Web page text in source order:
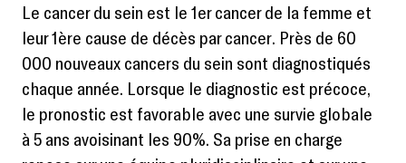
Le cancer du sein est le 1er cancer de la femme et
leur 1ère cause de décès par cancer. Près de 60
000 nouveaux cancers du sein sont diagnostiqués
chaque année. Lorsque le diagnostic est précoce,
le pronostic est favorable avec une survie globale
à 5 ans avoisinant les 90%. Sa prise en charge